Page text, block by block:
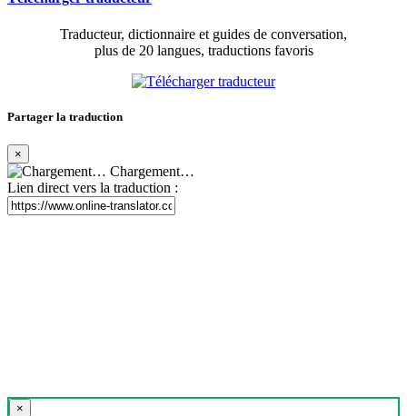
Traducteur, dictionnaire et guides de conversation,
plus de 20 langues, traductions favoris
Partager la traduction
×
Chargement…
Lien direct vers la traduction :
×